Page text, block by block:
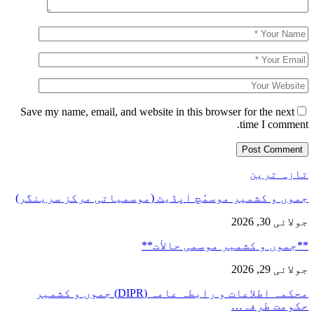
Save my name, email, and website in this browser for the next
time I comment.
تازہ ترین
جموں و کشمیر موسمُچ اپڈیٹ (موسمیاتی مرکز سرینگر)
جولائی 30, 2026
**جموں و كشمیر موسمی حالأت**
جولائی 29, 2026
محکمہ اطلاعات و رابطہ عامہ (DIPR) جموں و کشمیر
حکومت طرفہ…